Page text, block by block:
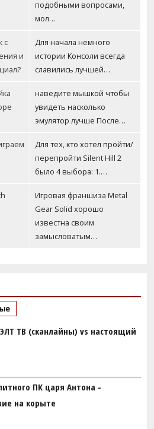
ТВ (сканлайны) vs настоящий
ПК царя Антона -
на корыте
подобными вопросами,
мол…
с
и
Для начала немного
истории Консоли всегда
славились лучшей…
наведите мышкой чтобы
увидеть насколько
эмулятор лучше После…
Для тех, кто хотел пройти/
перепройти Silent Hill 2
было 4 выбора: 1.…
Игровая франшиза Metal
Gear Solid хорошо
известна своим
замысловатым…